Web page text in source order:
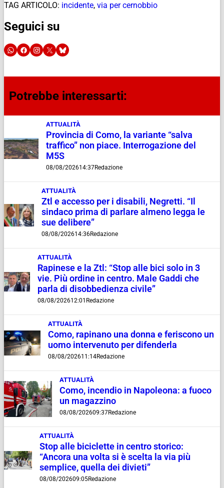
TAG ARTICOLO: incidente, via per cernobbio
Seguici su
Potrebbe interessarti:
ATTUALITÀ
Provincia di Como, la variante “salva
traffico” non piace. Interrogazione del
M5S
08/08/202614:37Redazione
ATTUALITÀ
Ztl e accesso per i disabili, Negretti. “Il
sindaco prima di parlare almeno legga le
sue delibere”
08/08/202614:36Redazione
ATTUALITÀ
Rapinese e la Ztl: “Stop alle bici solo in 3
vie. Più ordine in centro. Male Gaddi che
parla di disobbedienza civile”
08/08/202612:01 Redazione
ATTUALITÀ
Como, rapinano una donna e feriscono un
uomo intervenuto per difenderla
08/08/202611:14Redazione
ATTUALITÀ
Como, incendio in Napoleona: a fuoco
un magazzino
08/08/202609:37Redazione
ATTUALITÀ
Stop alle biciclette in centro storico:
“Ancora una volta si è scelta la via più
semplice, quella dei divieti”
08/08/202609:05Redazione